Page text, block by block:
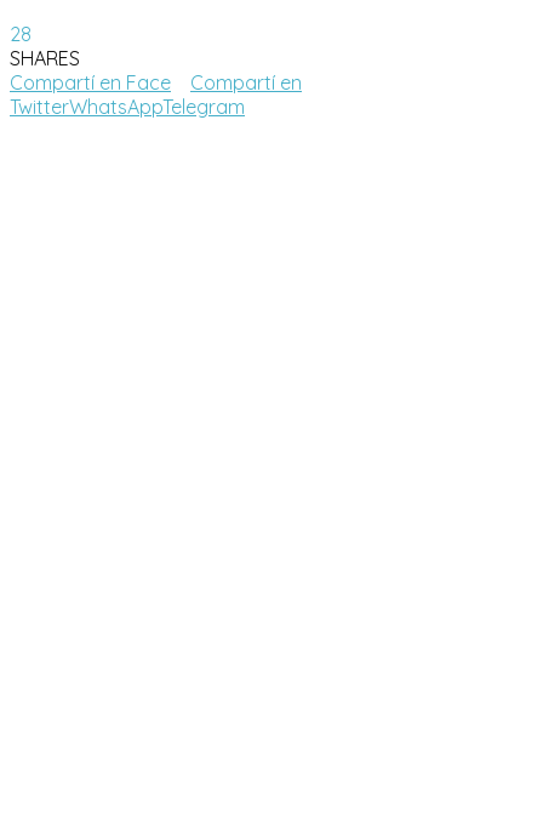
28
SHARES
Compartí en Face
Compartí en
TwitterWhatsAppTelegram